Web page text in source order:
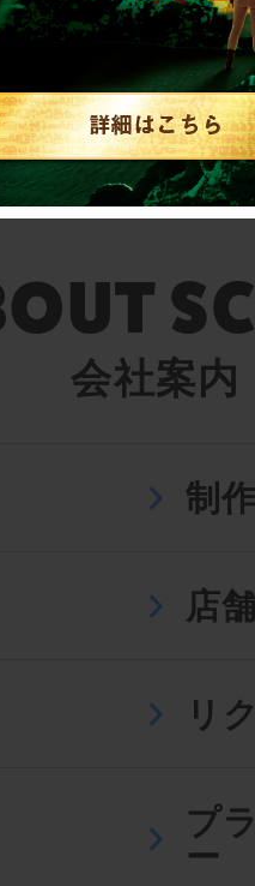
English／
会社案内
制
店
リ
プ
ー